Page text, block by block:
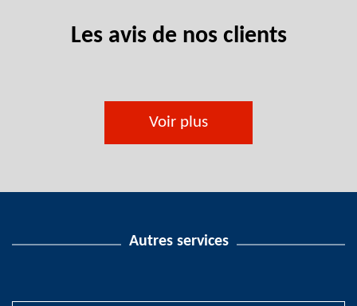
Les avis de nos clients
Voir plus
Autres services